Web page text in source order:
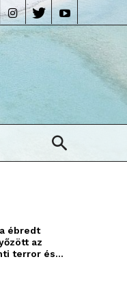
ébredt
az
terror és...